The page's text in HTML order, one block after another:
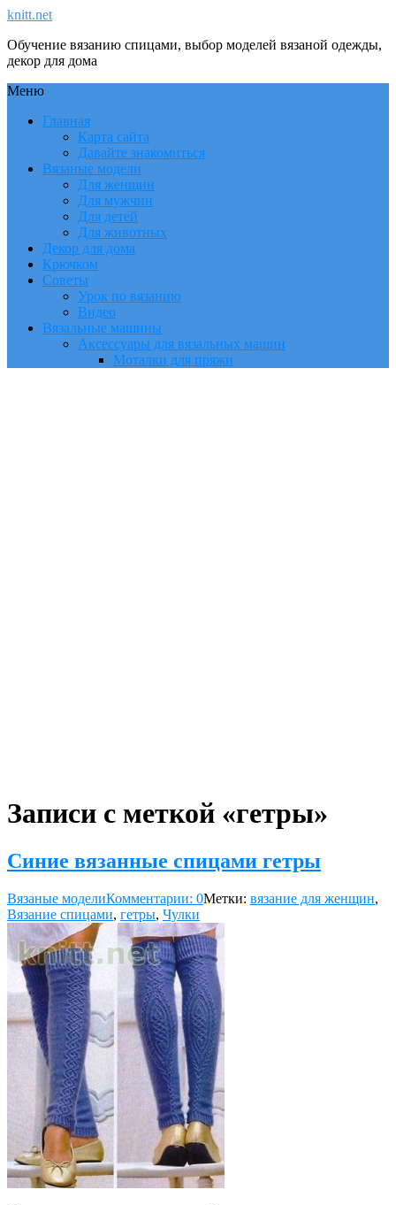
knitt.net
Обучение вязанию спицами, выбор моделей вязаной одежды,
декор для дома
Меню
Главная
Карта сайта
Давайте знакомиться
Вязаные модели
Для женщин
Для мужчин
Для детей
Для животных
Декор для дома
Крючком
Советы
Урок по вязанию
Видео
Вязальные машины
Аксессуары для вязальных машин
Моталки для пряжи
Записи с меткой «гетры»
Синие вязанные спицами гетры
Вязаные моделиКомментарии: 0Метки: вязание для женщин,
Вязание спицами, гетры, Чулки